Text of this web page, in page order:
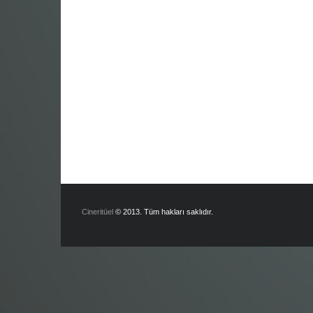
Cineritüel © 2013. Tüm hakları saklıdır.